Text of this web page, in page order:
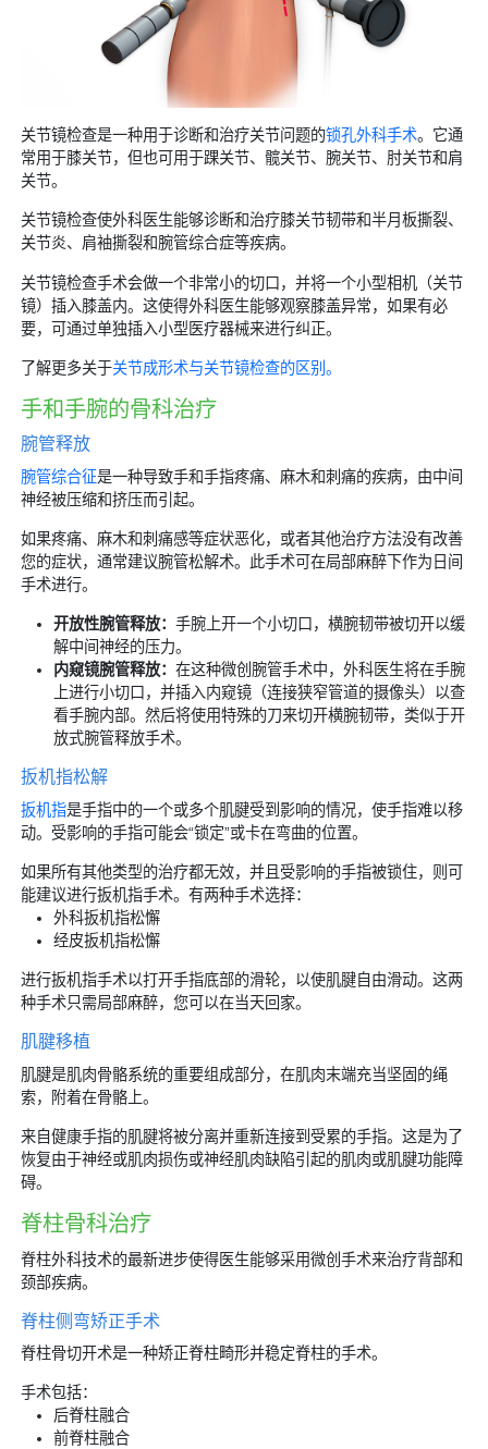
骨关节炎
类风湿性关节炎
关节镜检查是一种用于诊断和治疗关节问题的锁孔外科手术。它通
常用于膝关节，但也可用于踝关节、髋关节、腕关节、肘关节和肩
关节。
关节镜检查使外科医生能够诊断和治疗膝关节韧带和半月板撕裂、
关节炎、肩袖撕裂和腕管综合症等疾病。
关节镜检查手术会做一个非常小的切口，并将一个小型相机（关节
镜）插入膝盖内。这使得外科医生能够观察膝盖异常，如果有必
要，可通过单独插入小型医疗器械来进行纠正。
了解更多关于关节成形术与关节镜检查的区别。
手和手腕的骨科治疗
腕管释放
腕管综合征是一种导致手和手指疼痛、麻木和刺痛的疾病，由中间
神经被压缩和挤压而引起。
如果疼痛、麻木和刺痛感等症状恶化，或者其他治疗方法没有改善
您的症状，通常建议腕管松解术。此手术可在局部麻醉下作为日间
手术进行。
开放性腕管释放： 手腕上开一个小切口，横腕韧带被切开以缓
解中间神经的压力。
内窥镜腕管释放： 在这种微创腕管手术中，外科医生将在手腕
上进行小切口，并插入内窥镜（连接狭窄管道的摄像头）以查
看手腕内部。然后将使用特殊的刀来切开横腕韧带，类似于开
放式腕管释放手术。
扳机指松解
扳机指是手指中的一个或多个肌腱受到影响的情况，使手指难以移
动。受影响的手指可能会“锁定”或卡在弯曲的位置。
如果所有其他类型的治疗都无效，并且受影响的手指被锁住，则可
能建议进行扳机指手术。有两种手术选择：
外科扳机指松懈
经皮扳机指松懈
进行扳机指手术以打开手指底部的滑轮，以使肌腱自由滑动。这两
种手术只需局部麻醉，您可以在当天回家。
肌腱移植
肌腱是肌肉骨骼系统的重要组成部分，在肌肉末端充当坚固的绳
索，附着在骨骼上。
来自健康手指的肌腱将被分离并重新连接到受累的手指。这是为了
恢复由于神经或肌肉损伤或神经肌肉缺陷引起的肌肉或肌腱功能障
碍。
脊柱骨科治疗
脊柱外科技术的最新进步使得医生能够采用微创手术来治疗背部和
颈部疾病。
脊柱侧弯矫正手术
脊柱骨切开术是一种矫正脊柱畸形并稳定脊柱的手术。
手术包括：
后脊柱融合
前脊柱融合